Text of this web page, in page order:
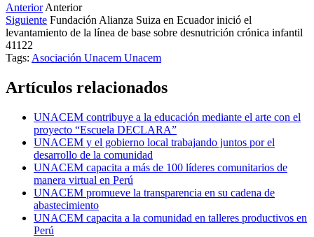
Anterior Anterior
Siguiente Fundación Alianza Suiza en Ecuador inició el
levantamiento de la línea de base sobre desnutrición crónica infantil
41122
Tags: Asociación Unacem Unacem
Artículos relacionados
UNACEM contribuye a la educación mediante el arte con el
proyecto “Escuela DECLARA”
UNACEM y el gobierno local trabajando juntos por el
desarrollo de la comunidad
UNACEM capacita a más de 100 líderes comunitarios de
manera virtual en Perú
UNACEM promueve la transparencia en su cadena de
abastecimiento
UNACEM capacita a la comunidad en talleres productivos en
Perú